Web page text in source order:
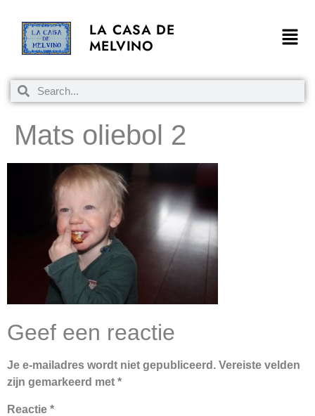
LA CASA DE
MELVINO
Mats oliebol 2
Geef een reactie
Je e-mailadres wordt niet gepubliceerd. Vereiste velden
zijn gemarkeerd met *
Reactie *